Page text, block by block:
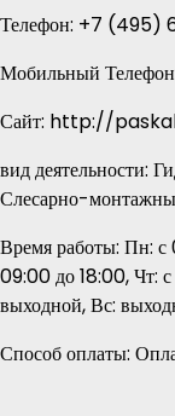
Телефон: +7 (495)
Мобильный
Сайт: http://
вид деятельности:
Слесарно-
Время работы: Пн:
09:00 до 18:00, Чт:
выходной, Вс:
Способ оплаты: